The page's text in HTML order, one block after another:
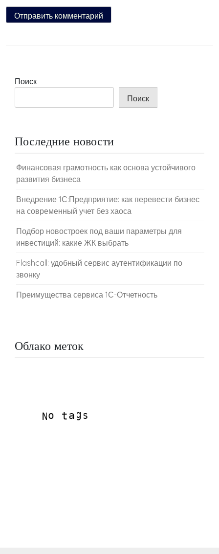
Поиск
Поиск
Последние новости
Финансовая грамотность как основа устойчивого
развития бизнеса
Внедрение 1С:Предприятие: как перевести бизнес
на современный учет без хаоса
Подбор новостроек под ваши параметры для
инвестиций: какие ЖК выбрать
Flashcall: удобный сервис аутентификации по
звонку
Преимущества сервиса 1С-Отчетность
Облако меток